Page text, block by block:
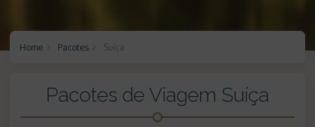
Home Pacotes Suíça
Pacotes de Viagem Suíça